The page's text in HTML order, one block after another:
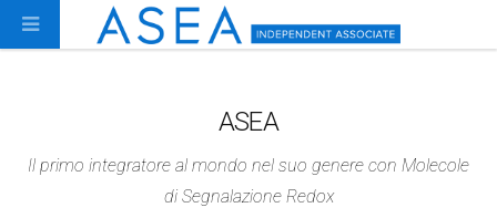
ASEA
Il primo integratore al mondo nel suo genere con Molecole
di Segnalazione Redox